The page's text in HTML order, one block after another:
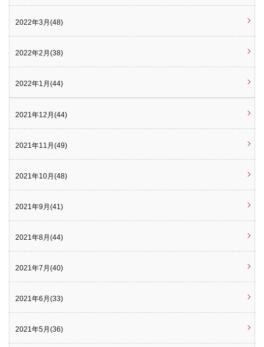
2022年3月(48)
2022年2月(38)
2022年1月(44)
2021年12月(44)
2021年11月(49)
2021年10月(48)
2021年9月(41)
2021年8月(44)
2021年7月(40)
2021年6月(33)
2021年5月(36)